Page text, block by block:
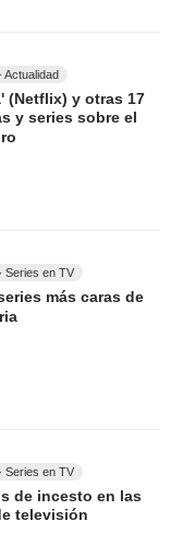
Actualidad
(Netflix) y otras 17
y series sobre el
Series en TV
más caras de
Series en TV
de incesto en las
televisión